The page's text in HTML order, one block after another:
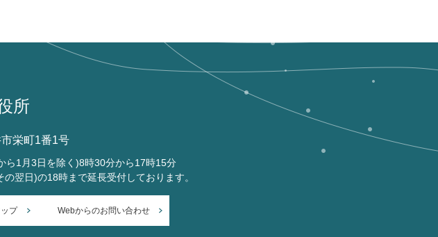
所
栄町1番1号
ら1月3日を除く)8時30分から17時15分
の翌日)の18時まで延長受付しております。
プ Webからのお問い合わせ